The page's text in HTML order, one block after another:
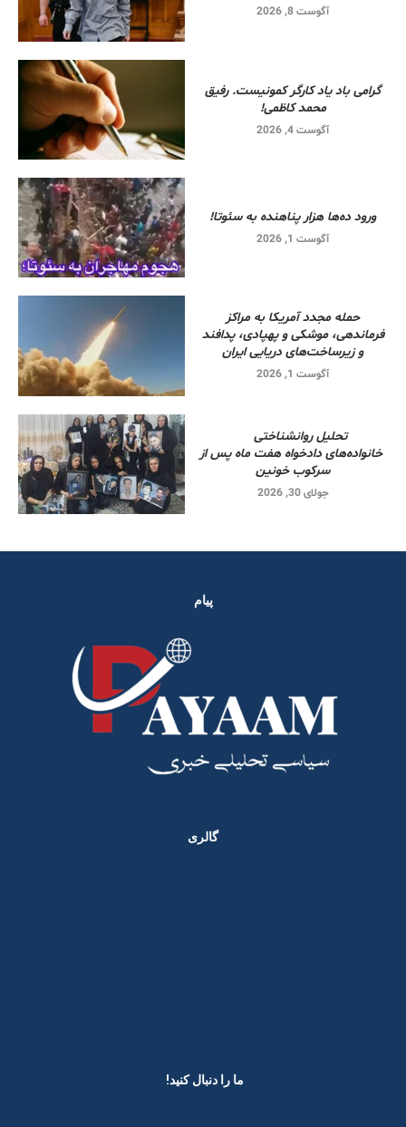
آگوست 8, 2026
گرامی باد یاد کارگر کمونیست. رفیق
محمد کاظمی!
آگوست 4, 2026
ورود ده‌ها هزار پناهنده به سئوتا!
آگوست 1, 2026
حمله مجدد آمریکا به مراکز
فرماندهی، موشکی و پهپادی، پدافند
و زیرساخت‌های دریایی ایران
آگوست 1, 2026
تحلیل روانشناختی
خانواده‌های دادخواه هفت ماه پس از
سرکوب خونین
جولای 30, 2026
پیام
گالری
ما را دنبال کنید! ​